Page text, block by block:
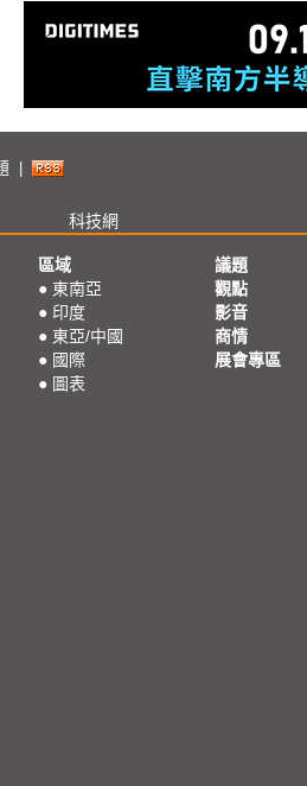
科技網
區域
● 東南亞
● 印度
● 東亞/中國
● 國際
● 圖表
議題
觀點
影音
商情
展會專區